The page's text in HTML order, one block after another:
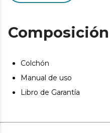
acabado. Estas
Composición
Colchón
Manual de uso
Libro de Garantía